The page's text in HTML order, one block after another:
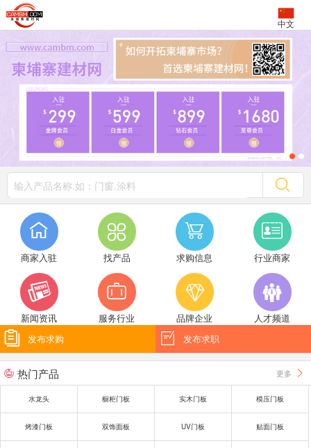
中文

商家入驻

找产品

求购信息

行业商家

新闻资讯

服务行业

品牌企业

人才频道
 发布求购  发布求职
 热门产品 更多 
水龙头 橱柜门板 实木门板 模压门板
烤漆门板 双饰面板 UV门板 贴面门板